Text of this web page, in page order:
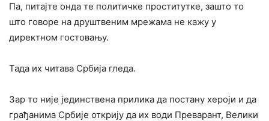
Па, питајте онда те политичке проститутке, зашто то
што говоре на друштвеним мрежама не кажу у
директном гостовању.
Тада их читава Србија гледа.
Зар то није јединствена прилика да постану хероји и да
грађанима Србије открију да их води Преварант, Велики